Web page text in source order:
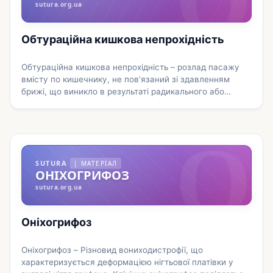
Докладніше
sutura.org.ua
Обтураційна кишкова непрохідність
Обтураційна кишкова непрохідність – розлад пасажу
вмісту по кишечнику, не пов’язаний зі здавленням
брижі, що виникло в результаті радикального або
непрохідності характерні спазматичні болі в животі,
відсутність випорожнень і …
О
SUTURA | МАТЕРІАЛ
ОНІХОГРИФОЗ
sutura.org.ua
Оніхогрифоз
Оніхогрифоз – Різновид вониходистрофії, що
характеризується деформацією нігтьової платівки у